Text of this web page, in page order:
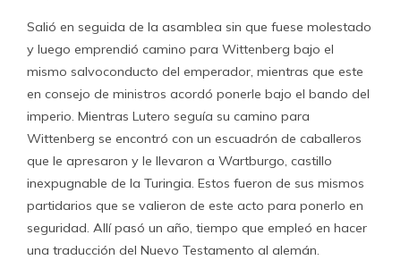
Salió en seguida de la asamblea sin que fuese molestado
y luego emprendió camino para Wittenberg bajo el
mismo salvoconducto del emperador, mientras que este
en consejo de ministros acordó ponerle bajo el bando del
imperio. Mientras Lutero seguía su camino para
Wittenberg se encontró con un escuadrón de caballeros
que le apresaron y le llevaron a Wartburgo, castillo
inexpugnable de la Turingia. Estos fueron de sus mismos
partidarios que se valieron de este acto para ponerlo en
seguridad. Allí pasó un año, tiempo que empleó en hacer
una traducción del Nuevo Testamento al alemán.